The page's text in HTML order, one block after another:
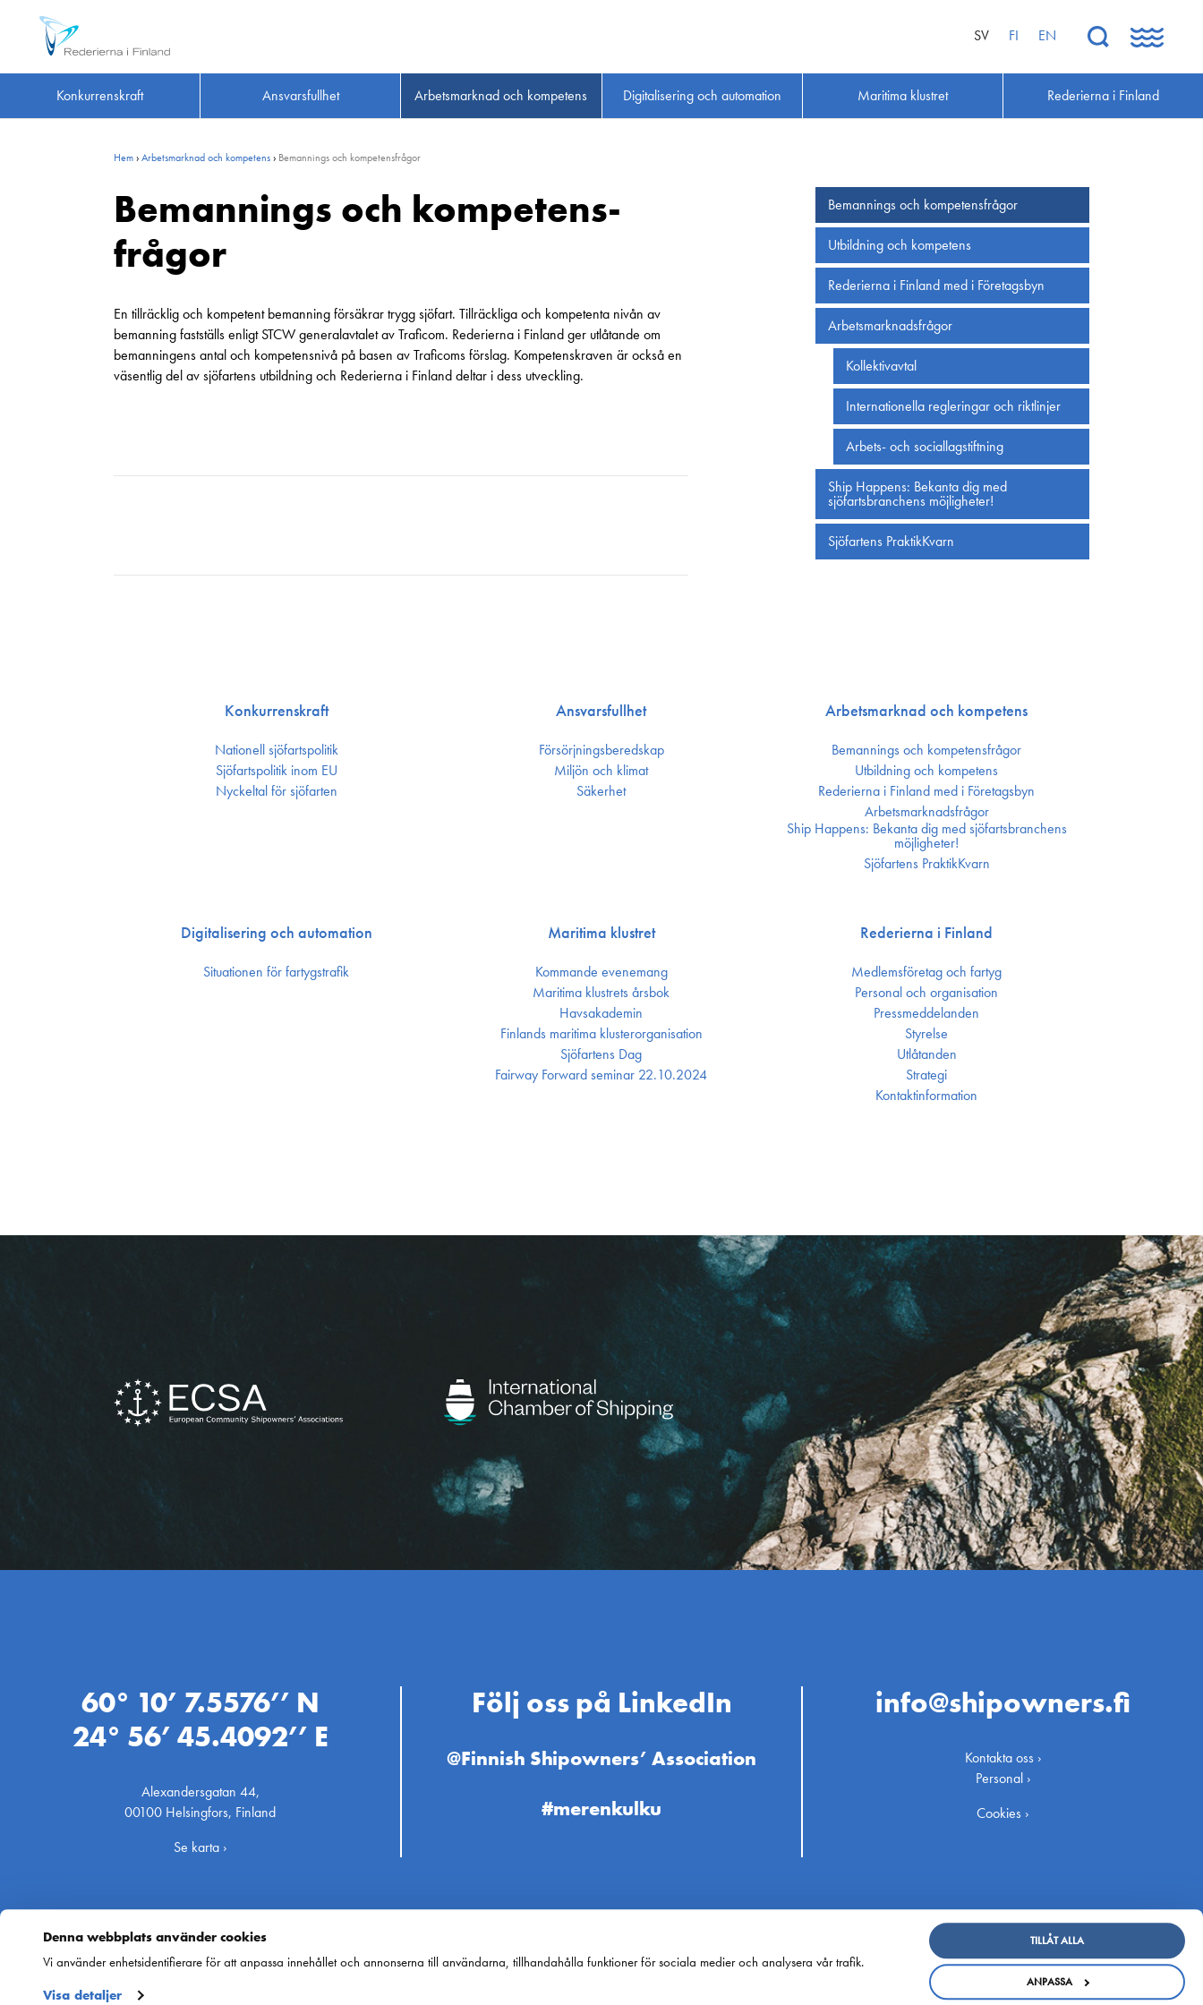
Denna webbplats använder cookies
Vi använder enhetsidentifierare för att anpassa innehållet och annonserna till användarna, tillhandahålla funktioner för sociala medier och analysera vår trafik.
Visa detaljer
TILLÅT ALLA
ANPASSA
SV FI EN
Konkurrenskraft Ansvarsfullhet Arbetsmarknad och kompetens Digitalisering och automation Maritima klustret Rederierna i Finland
Hem›Arbetsmarknad och kompetens› Bemannings och kompetens­frågor
Bemannings och kompetens­
frågor
En tillräcklig och kompetent bemanning försäkrar trygg sjöfart. Tillräckliga och kompetenta nivån av
bemanning fastställs enligt STCW generalavtalet av Traficom. Rederierna i Finland ger utlåtande om
bemanningens antal och kompetensnivå på basen av Traficoms förslag. Kompetenskraven är också en
väsentlig del av sjöfartens utbildning och Rederierna i Finland deltar i dess utveckling.
Bemannings och kompetens­frågor
Utbildning och kompetens
Rederierna i Finland med i Företagsbyn
Arbetsmarknadsfrågor
Kollektivavtal
Internationella regleringar och riktlinjer
Arbets- och sociallagstiftning
Ship Happens: Bekanta dig med
sjöfartsbranchens möjligheter!
Sjöfartens PraktikKvarn
Konkurrenskraft
Nationell sjöfartspolitik
Sjöfarts­politik inom EU
Nyckeltal för sjöfarten
Ansvarsfullhet
Försörjnings­beredskap
Miljön och klimat
Säkerhet
Arbetsmarknad och kompetens
Bemannings och kompetens­frågor
Utbildning och kompetens
Rederierna i Finland med i Företagsbyn
Arbetsmarknadsfrågor
Ship Happens: Bekanta dig med sjöfartsbranchens
möjligheter!
Sjöfartens PraktikKvarn
Digitalisering och automation
Situationen för fartygstrafik
Maritima klustret
Kommande evenemang
Maritima klustrets årsbok
Havsakademin
Finlands maritima kluster­organisation
Sjöfartens Dag
Fairway Forward seminar 22.10.2024
Rederierna i Finland
Medlemsföretag och fartyg
Personal och organisation
Press­meddelanden
Styrelse
Utlåtanden
Strategi
Kontakt­information
60° 10’ 7.5576’’ N
24° 56’ 45.4092’’ E
Alexandersgatan 44,
00100 Helsingfors, Finland
Se karta ›
Följ oss på LinkedIn
@Finnish Shipowners’ Association
#merenkulku
info@shipowners.fi
Kontakta oss ›
Personal ›
Cookies ›